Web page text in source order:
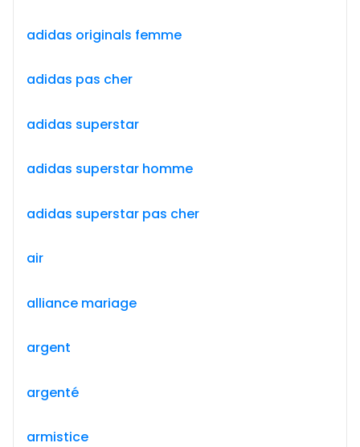
adidas originals femme
adidas pas cher
adidas superstar
adidas superstar homme
adidas superstar pas cher
air
alliance mariage
argent
argenté
armistice